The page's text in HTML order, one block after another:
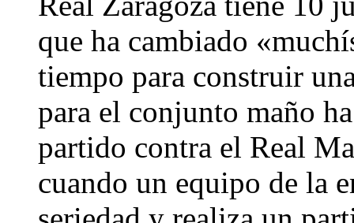
que ha cambiado
tiempo para construir
para el conjunto maño
partido contra el Real
cuando un equipo de la